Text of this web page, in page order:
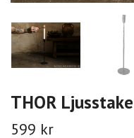
THOR
599 kr